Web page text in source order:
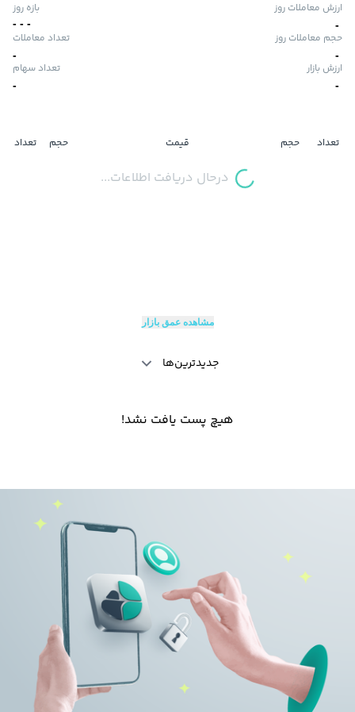
ارزش معاملات روز
-
بازه روز
-
-
-
حجم معاملات روز
-
تعداد معاملات
-
ارزش بازار
-
تعداد سهام
-
تعداد حجم قیمت حجم تعداد
درحال دریافت اطلاعات...
مشاهده عمق بازار
جدیدترین‌ها
هیچ پست یافت نشد!